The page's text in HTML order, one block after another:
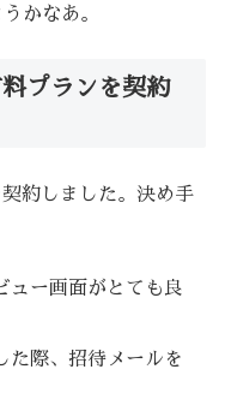
かなあ。
プランを契約
約しました。決め手
ュー画面がとても良
た際、招待メールを